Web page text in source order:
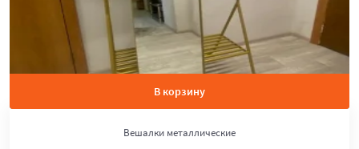
В корзину
Вешалки металлические